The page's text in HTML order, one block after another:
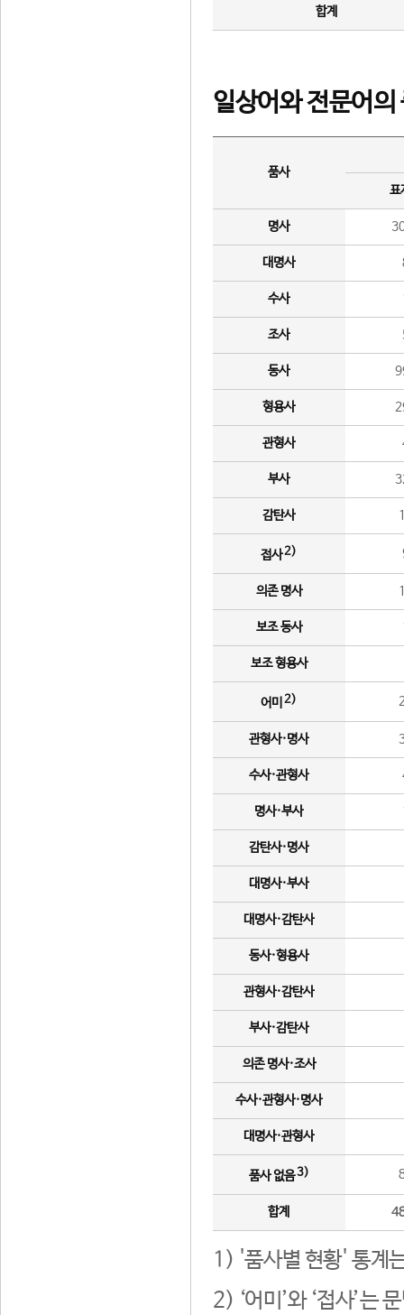
합계
일상어와 전문어의
품사
표
명사
대명사
수사
조사
동사
형용사
관형사
부사
감탄사
접사2)
의존 명사
보조 동사
보조 형용사
어미 2)
관형사·명사
수사·관형사
명사·부사
감탄사·명사
대명사·부사
대명사·감탄사
동사·형용사
관형사·감탄사
부사·감탄사
의존 명사·조사
수사·관형사·명사
대명사·관형사
품사 없음3)
합계
1) '품사별 현황' 통계
2) ‘어미’와 ‘접사’는